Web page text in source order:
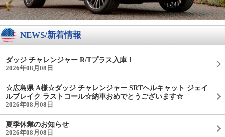
NEWS/新着情報
ダッジ チャレンジャー R/Tプラス入庫！
2026年08月08日
☆広島県 A様☆ダッジ チャレンジャー SRTヘルキャット ジェイ
ルブレイク ラストコール☆納車おめでとうございます☆
2026年08月08日
夏季休業のお知らせ
2026年08月08日